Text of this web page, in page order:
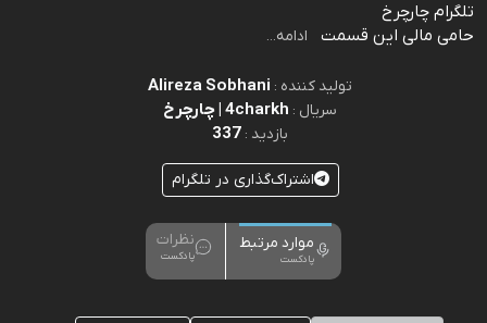
تلگرام چارچرخ
حامی مالی این قسمت
ادامه...
تولید کننده : Alireza Sobhani
سریال : 4charkh | چارچرخ
بازدید : 337
اشتراک‌گذاری در تلگرام
موارد مرتبط
پادکست
نظرات
پادکست